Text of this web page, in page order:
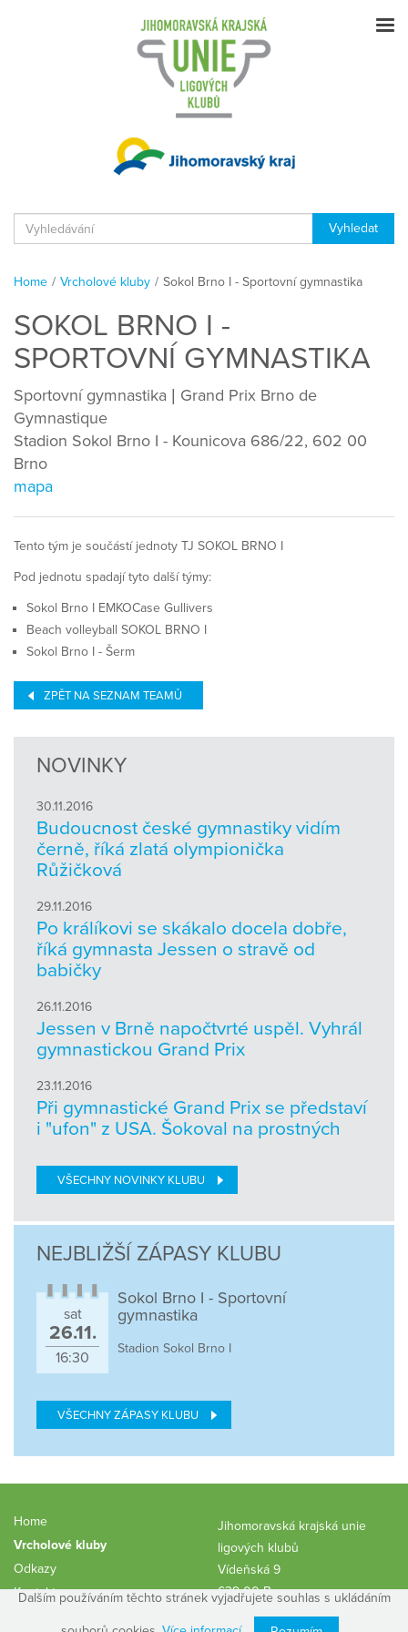
Home / Vrcholové kluby / Sokol Brno I - Sportovní gymnastika
SOKOL BRNO I -
SPORTOVNÍ GYMNASTIKA
Sportovní gymnastika | Grand Prix Brno de
Gymnastique
Stadion Sokol Brno I - Kounicova 686/22, 602 00
Brno
mapa
Tento tým je součástí jednoty TJ SOKOL BRNO I
Pod jednotu spadají tyto další týmy:
Sokol Brno I EMKOCase Gullivers
Beach volleyball SOKOL BRNO I
Sokol Brno I - Šerm
ZPĚT NA SEZNAM TEAMŮ
NOVINKY
30.11.2016
Budoucnost české gymnastiky vidím
černě, říká zlatá olympionička
Růžičková
29.11.2016
Po králíkovi se skákalo docela dobře,
říká gymnasta Jessen o stravě od
babičky
26.11.2016
Jessen v Brně napočtvrté uspěl. Vyhrál
gymnastickou Grand Prix
23.11.2016
Při gymnastické Grand Prix se představí
i "ufon" z USA. Šokoval na prostných
VŠECHNY NOVINKY KLUBU
NEJBLIŽŠÍ ZÁPASY KLUBU
sat
26.11.
16:30
Sokol Brno I - Sportovní
gymnastika
Stadion Sokol Brno I
VŠECHNY ZÁPASY KLUBU
Home
Vrcholové kluby
Odkazy
Kontakty
Jihomoravská krajská unie
ligových klubů
Vídeňská 9
639 00 Brno
vrnak.cus@gmail.com
Dalším používáním těchto stránek vyjadřujete souhlas s ukládáním